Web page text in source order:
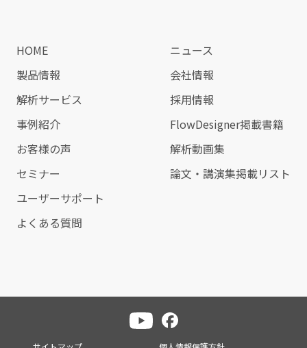
HOME
製品情報
解析サービス
事例紹介
お客様の声
セミナー
ユーザーサポート
よくある質問
ニュース
会社情報
採用情報
FlowDesigner掲載書籍
解析動画集
論文・講演集掲載リスト